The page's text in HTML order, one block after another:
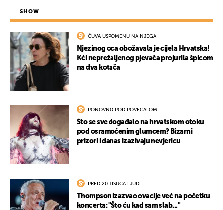
SHOW
ČUVA USPOMENU NA NJEGA
Njezinog oca obožavala je cijela Hrvatska!
Kći neprežaljenog pjevača projurila špicom
na dva kotača
PONOVNO POD POVEĆALOM
Što se sve događalo na hrvatskom otoku
pod osramoćenim glumcem? Bizarni
prizori i danas izazivaju nevjericu
PRED 20 TISUĆA LJUDI
Thompson izazvao ovacije već na početku
koncerta: "Što ću kad sam slab..."